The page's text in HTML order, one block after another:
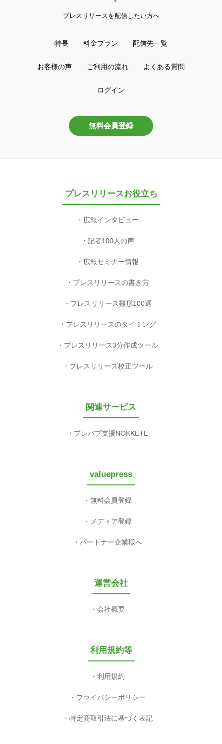
プレスリリースを配信したい方へ
特長 料金プラン 配信先一覧
お客様の声 ご利用の流れ よくある質問
ログイン
無料会員登録
プレスリリースお役立ち
広報インタビュー
記者100人の声
広報セミナー情報
プレスリリースの書き方
プレスリリース雛形100選
プレスリリースのタイミング
プレスリリース3分作成ツール
プレスリリース校正ツール
関連サービス
プレパブ支援NOKKETE
valuepress
無料会員登録
メディア登録
パートナー企業様へ
運営会社
会社概要
利用規約等
利用規約
プライバシーポリシー
特定商取引法に基づく表記